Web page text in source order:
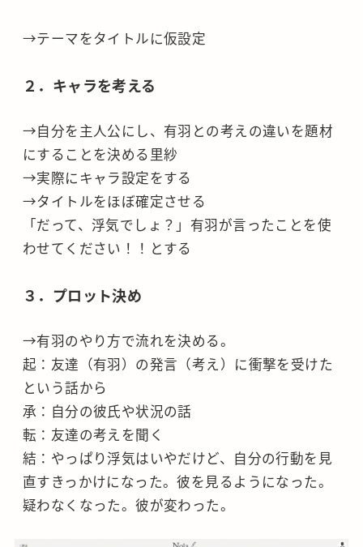
→テーマをタイトルに仮設定
２．キャラを考える
→自分を主人公にし、有羽との考えの違いを題材
にすることを決める里紗
→実際にキャラ設定をする
→タイトルをほぼ確定させる
「だって、浮気でしょ？」有羽が言ったことを使
わせてください！！とする
３．プロット決め
→有羽のやり方で流れを決める。
起：友達（有羽）の発言（考え）に衝撃を受けた
という話から
承：自分の彼氏や状況の話
転：友達の考えを聞く
結：やっぱり浮気はいやだけど、自分の行動を見
直すきっかけになった。彼を見るようになった。
疑わなくなった。彼が変わった。